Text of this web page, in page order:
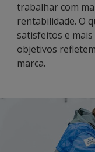
trabalhar com
rentabilidade. O
satisfeitos e mais
objetivos
marca.